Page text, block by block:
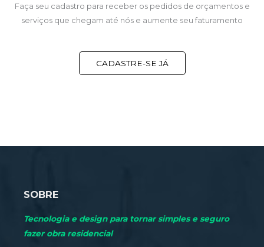
Faça seu cadastro para receber os pedidos de orçamentos e
serviços que chegam até nós e aumente seu faturamento
CADASTRE-SE JÁ
SOBRE
Tecnologia e design para tornar simples e seguro
fazer obra residencial